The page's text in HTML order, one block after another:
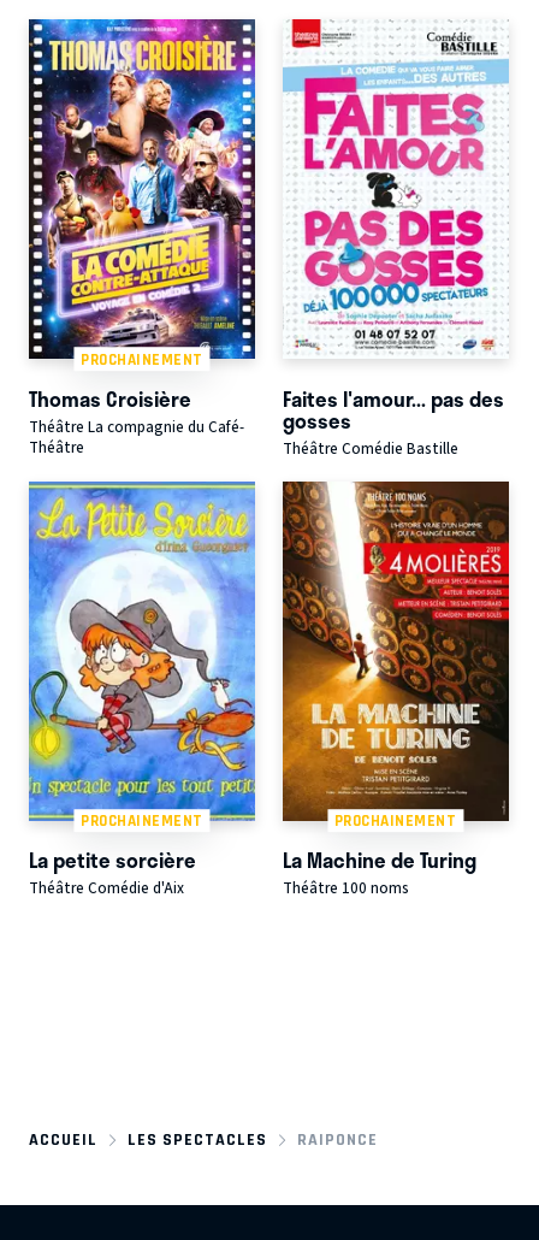
PROCHAINEMENT
Thomas Croisière
Théâtre La compagnie du Café-
Théâtre
Faites l'amour... pas des
gosses
Théâtre Comédie Bastille
PROCHAINEMENT
La petite sorcière
Théâtre Comédie d'Aix
PROCHAINEMENT
La Machine de Turing
Théâtre 100 noms
ACCUEIL LES SPECTACLES RAIPONCE